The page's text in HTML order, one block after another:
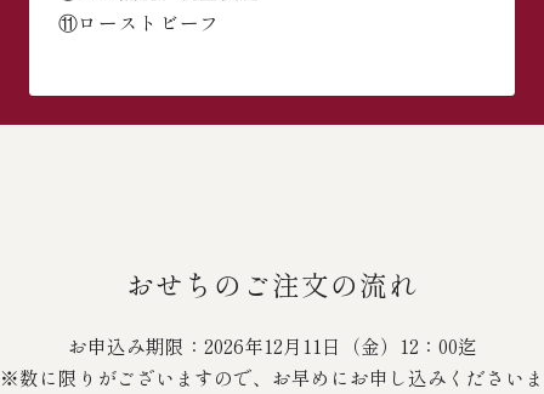
⑪ローストビーフ
おせちのご注文の流れ
お申込み期限：2026年12月11日（金）12：00迄
※数に限りがございますので、お早めにお申し込みくださいま